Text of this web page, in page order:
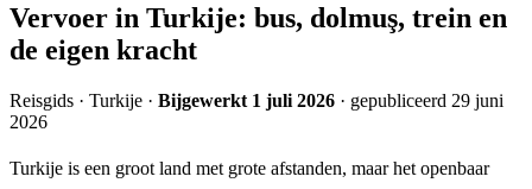
Vervoer in Turkije: bus, dolmuş, trein en
de eigen kracht
Reisgids · Turkije · Bijgewerkt 1 juli 2026 · gepubliceerd 29 juni
2026
Turkije is een groot land met grote afstanden, maar het openbaar